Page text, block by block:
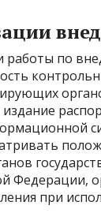
работы по
Федерации,
при